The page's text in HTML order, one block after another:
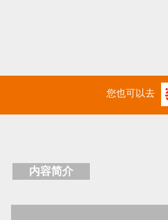
您也可以去
内容简介